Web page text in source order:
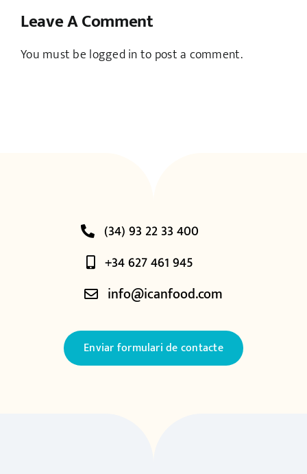
Leave A Comment
You must be logged into post a comment.
(34) 93 22 33 400
+34 627 461 945
info@icanfood.com
Enviar formulari de contacte